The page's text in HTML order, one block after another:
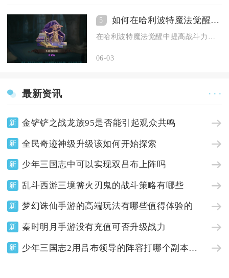
5 如何在哈利波特魔法觉醒中提高战斗力
06-03
最新资讯 · · ·
新 金铲铲之战龙族95是否能引起观众共鸣
新 全民奇迹神级升级该如何开始探索
新 少年三国志中可以实现双吕布上阵吗
新 乱斗西游三境篝火刃鬼的战斗策略有哪些
新 梦幻诛仙手游的高端玩法有哪些值得体验的
新 秦时明月手游没有充值可否升级战力
新 少年三国志2用吕布领导的阵容打哪个副本最合适